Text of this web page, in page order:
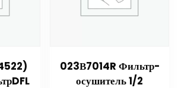
023В7014R Фильтр-
осушитель 1/2